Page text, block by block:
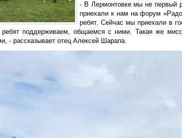
- В Лермонтовке мы не первый
приехали к нам на форум
ребят. Сейчас мы приехали в
поддерживаем, общаемся с ними. Такая же
- рассказывает отец Алексей Шарапа.